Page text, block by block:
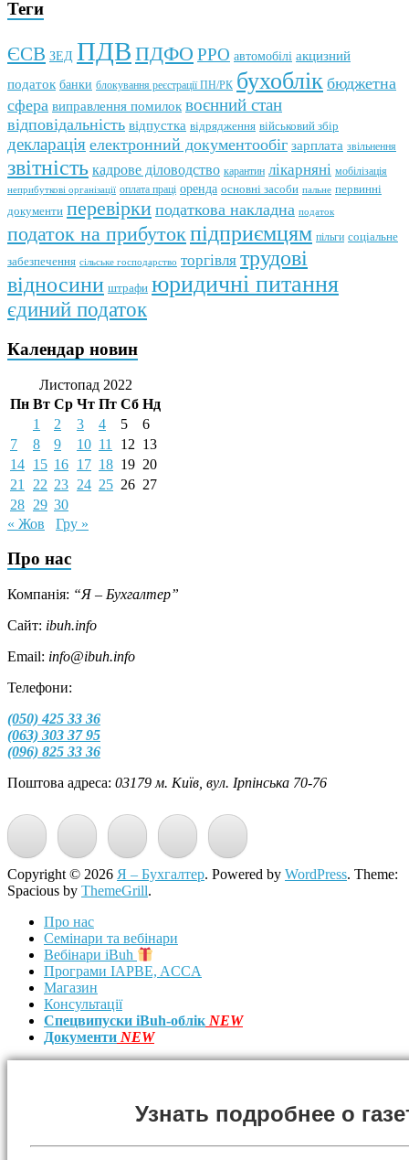
Теги
ЄСВ ЗЕД ПДВ ПДФО РРО автомобілі акцизний
податок банки блокування реєстрації ПН/РК бухоблік бюджетна
сфера виправлення помилок воєнний стан
відповідальність відпустка відрядження військовий збір
декларація електронний документообіг зарплата звільнення
звітність кадрове діловодство карантин лікарняні мобілізація
неприбуткові організації оплата праці оренда основні засоби пальне первинні
документи перевірки податкова накладна податок
податок на прибутокпідприємцям пільги соціальне
забезпечення сільське господарство торгівля трудові
відносини штрафи юридичні питання
єдиний податок
Календар новин
Листопад 2022
Пн Вт Ср Чт Пт Сб Нд
1
2 3 4 5
6
7
8 9 10 11 12 13
14 15 16 17 18 19 20
21
22 23 24 25 26 27
28 29 30
« Жов
Гру »
Про нас
Компанія: “Я – Бухгалтер”
Сайт: ibuh.info
Email: info@ibuh.info
Телефони:
(050) 425 33 36
(063) 303 37 95
(096) 825 33 36
Поштова адреса: 03179 м. Київ, вул. Ірпінська 70-76
Copyright © 2026 Я – Бухгалтер. Powered by WordPress. Theme:
Spacious by ThemeGrill.
Про нас
Семінари та вебінари
Вебінари iBuh
Програми IAPBE, ACCA
Магазин
Консультації
Спецвипуски iBuh-облік NEW
Документи NEW
Узнать подробнее о